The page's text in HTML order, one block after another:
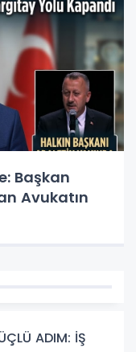
Başkan
Avukatın
ADIM: İŞ